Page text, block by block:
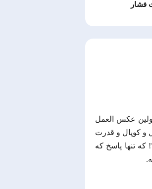
فشار
اولین عکس العمل
و کوپال و قدرت
؟! که تنها پاسخ که